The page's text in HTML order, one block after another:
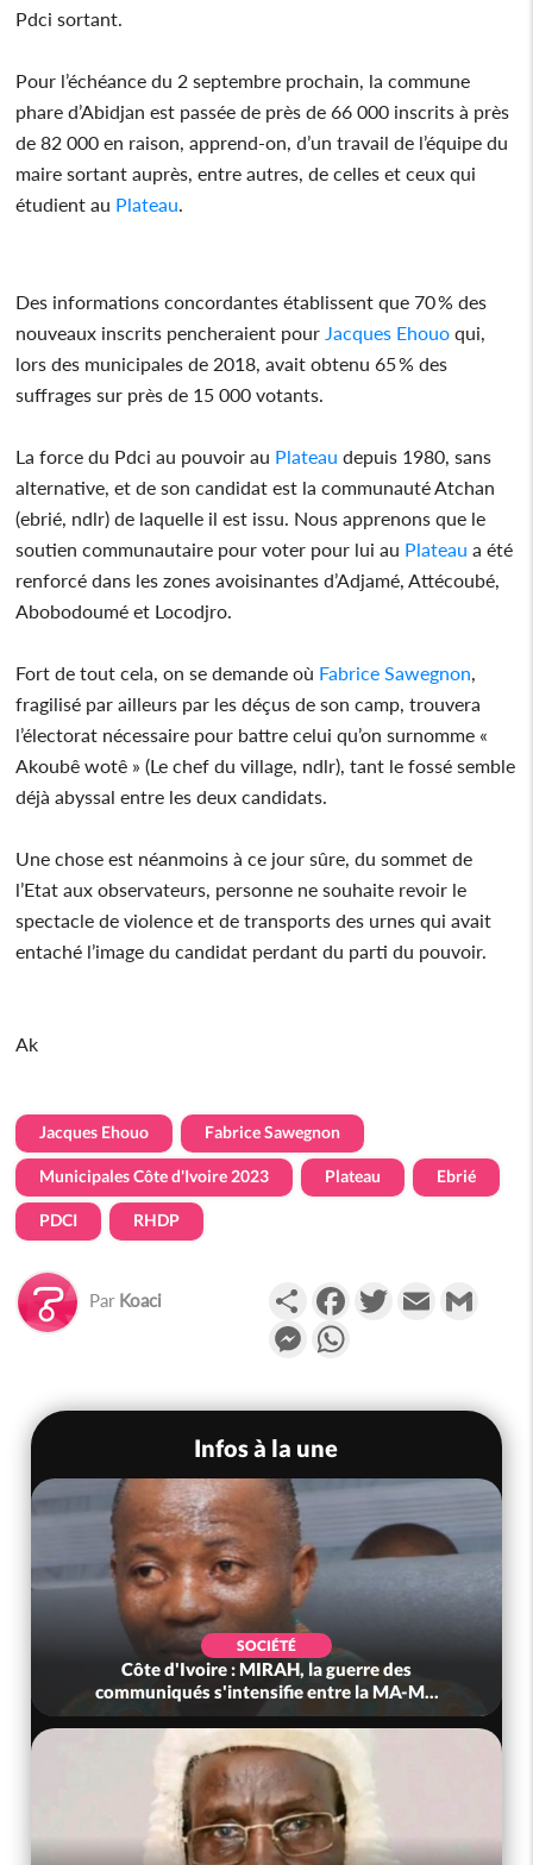
Pdci sortant.
Pour l’échéance du 2 septembre prochain, la commune
phare d’Abidjan est passée de près de 66 000 inscrits à près
de 82 000 en raison, apprend-on, d’un travail de l’équipe du
maire sortant auprès, entre autres, de celles et ceux qui
étudient au Plateau
Des informations concordantes établissent que 70 % des
nouveaux inscrits pencheraient pour Jacques Ehouo qui,
lors des municipales de 2018, avait obtenu 65 % des
suffrages sur près de 15 000 votants.
La force du Pdci au pouvoir au Plateau depuis 1980, sans
alternative, et de son candidat est la communauté Atchan
(ebrié, ndlr) de laquelle il est issu. Nous apprenons que le
soutien communautaire pour voter pour lui au Plateau a été
renforcé dans les zones avoisinantes d’Adjamé, Attécoubé,
Abobodoumé et Locodjro.
Fort de tout cela, on se demande où Fabrice Sawegnon
fragilisé par ailleurs par les déçus de son camp, trouvera
l’électorat nécessaire pour battre celui qu’on surnomme «
Akoubê wotê » (Le chef du village, ndlr), tant le fossé semble
déjà abyssal entre les deux candidats.
Une chose est néanmoins à ce jour sûre, du sommet de
l’Etat aux observateurs, personne ne souhaite revoir le
spectacle de violence et de transports des urnes qui avait
entaché l’image du candidat perdant du parti du pouvoir.
Ak
Jacques Ehouo Fabrice Sawegnon
Municipales Côte d'Ivoire 2023 Plateau Ebrié
PDCI RHDP
Par Koaci PartagerFacebookTwitterEmail
Messenger
Infos à la une
SOCIÉTÉ
Côte d'Ivoire : MIRAH, la guerre des
communiqués s'intensifie entre la MA-M...